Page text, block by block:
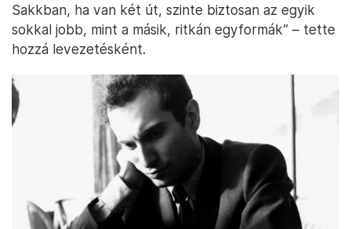
Sakkban, ha van két út, szinte biztosan az egyik
sokkal jobb, mint a másik, ritkán egyformák” – tette
hozzá levezetésként.